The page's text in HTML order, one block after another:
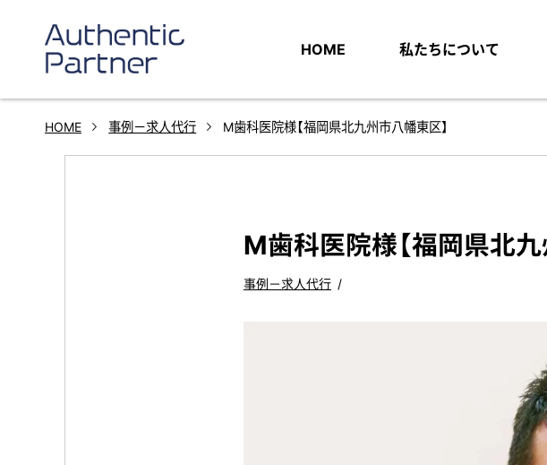
HOME 私たちについて
HOME 事例－求人代行 M歯科医院様【福岡県北九州市八幡東区】
事例－求人代行
M歯科医院様【福岡県北九